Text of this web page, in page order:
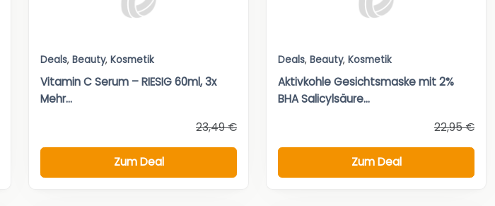
Deals, Beauty, Kosmetik
Vitamin C Serum – RIESIG 60ml, 3x
Mehr...
23,49 €
Zum Deal
Deals, Beauty, Kosmetik
Aktivkohle Gesichtsmaske mit 2%
BHA Salicylsäure...
22,95 €
Zum Deal